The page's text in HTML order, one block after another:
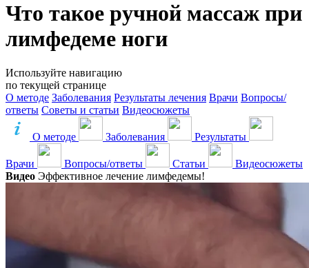
Что такое ручной массаж при
лимфедеме ноги
Используйте навигацию
по текущей странице
О методе Заболевания Результаты лечения Врачи Вопросы/
ответы Советы и статьи Видеосюжеты
О методе Заболевания Результаты
Врачи Вопросы/ответы Статьи
Видеосюжеты
Видео Эффективное лечение лимфедемы!